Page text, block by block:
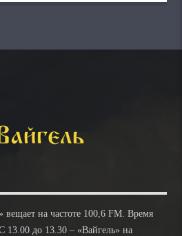
вещает на частоте 100,6 FM. Время
13.00 до 13.30 – «Вайгель» на